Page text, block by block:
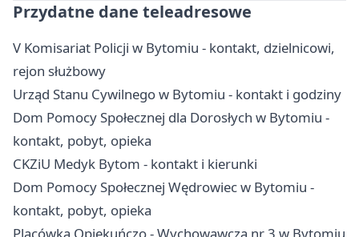
Przydatne dane teleadresowe
V Komisariat Policji w Bytomiu - kontakt, dzielnicowi,
rejon służbowy
Urząd Stanu Cywilnego w Bytomiu - kontakt i godziny
Dom Pomocy Społecznej dla Dorosłych w Bytomiu -
kontakt, pobyt, opieka
CKZiU Medyk Bytom - kontakt i kierunki
Dom Pomocy Społecznej Wędrowiec w Bytomiu -
kontakt, pobyt, opieka